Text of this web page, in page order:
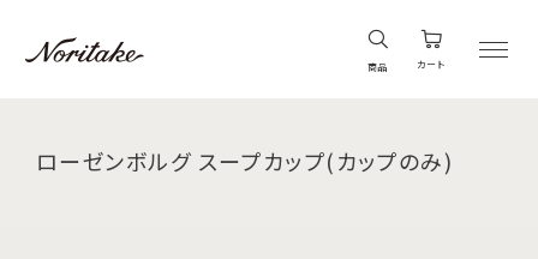
商品 カート
ローゼンボルグ スープカップ(カップのみ)